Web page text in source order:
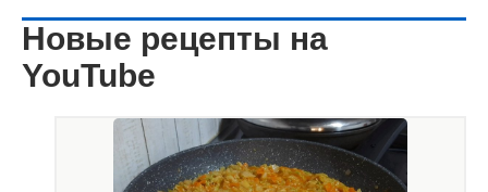
Новые рецепты на
YouTube